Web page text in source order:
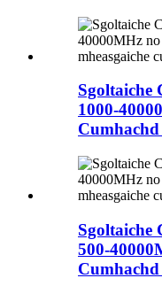
Sgoltaiche
1000-
Cumhachd
Sgoltaiche
500-
Cumhachd